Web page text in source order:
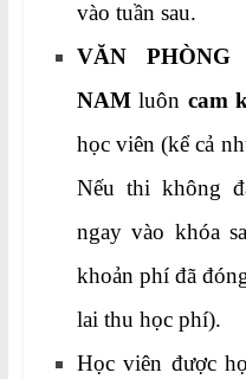
vào tuần sau.
VĂN
NAMluôn cam
học viên (kể cả
Nếu thi không
ngay vào khóa
khoản phí đã
lai thu học phí).
Học viên được